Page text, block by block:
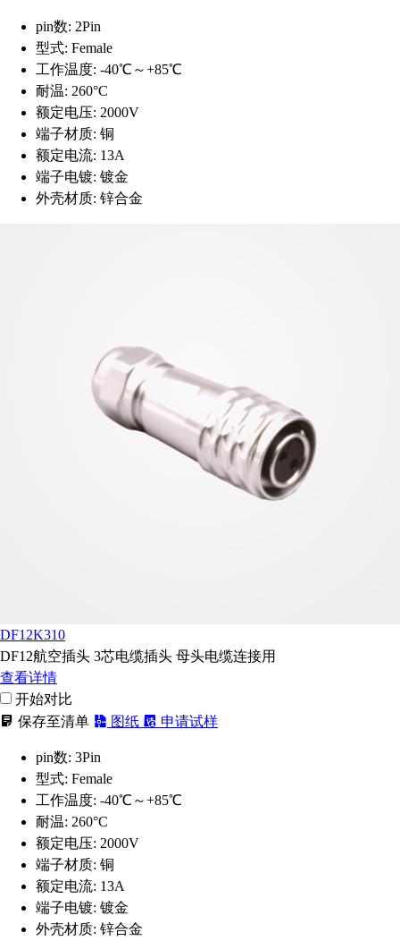
pin数: 2Pin
型式: Female
工作温度: -40℃～+85℃
耐温: 260°C
额定电压: 2000V
端子材质: 铜
额定电流: 13A
端子电镀: 镀金
外壳材质: 锌合金
DF12K310
DF12航空插头 3芯电缆插头 母头电缆连接用
查看详情
开始对比
保存至清单
图纸 申请试样
pin数: 3Pin
型式: Female
工作温度: -40℃～+85℃
耐温: 260°C
额定电压: 2000V
端子材质: 铜
额定电流: 13A
端子电镀: 镀金
外壳材质: 锌合金